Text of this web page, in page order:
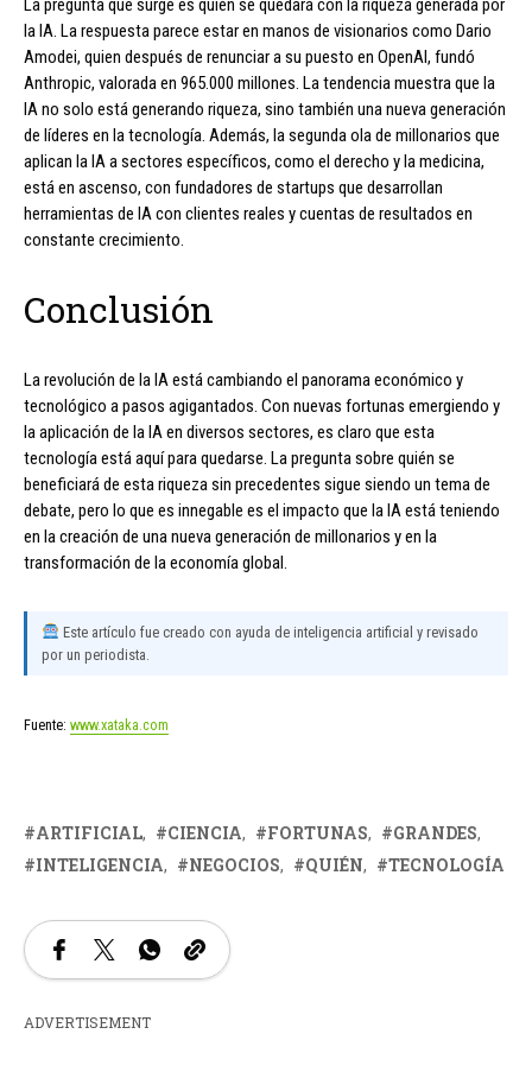
la IA. La respuesta parece estar en manos de visionarios como Dario
Amodei, quien después de renunciar a su puesto en OpenAI, fundó
Anthropic, valorada en 965.000 millones. La tendencia muestra que la
IA no solo está generando riqueza, sino también una nueva generación
de líderes en la tecnología. Además, la segunda ola de millonarios que
aplican la IA a sectores específicos, como el derecho y la medicina,
está en ascenso, con fundadores de startups que desarrollan
herramientas de IA con clientes reales y cuentas de resultados en
constante crecimiento.
Conclusión
La revolución de la IA está cambiando el panorama económico y
tecnológico a pasos agigantados. Con nuevas fortunas emergiendo y
la aplicación de la IA en diversos sectores, es claro que esta
tecnología está aquí para quedarse. La pregunta sobre quién se
beneficiará de esta riqueza sin precedentes sigue siendo un tema de
debate, pero lo que es innegable es el impacto que la IA está teniendo
en la creación de una nueva generación de millonarios y en la
transformación de la economía global.
Este artículo fue creado con ayuda de inteligencia artificial y revisado
por un periodista.
Fuente: www.xataka.com
ARTIFICIAL CIENCIA FORTUNAS
GRANDES
INTELIGENCIA
NEGOCIOS QUIÉN TECNOLOGÍA
ADVERTISEMENT